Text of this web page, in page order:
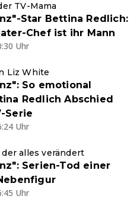
TV-Mama
Star Bettina Redlich:
Chef ist ihr Mann
Uhr
Liz White
So emotional
Redlich Abschied
Serie
Uhr
alles verändert
Serien-Tod einer
Uhr